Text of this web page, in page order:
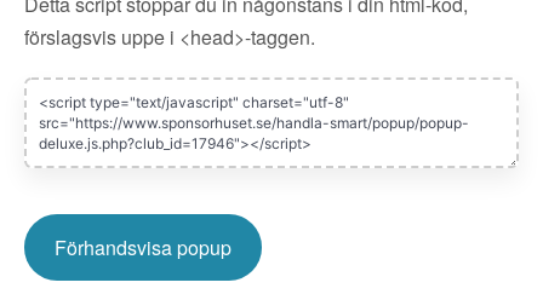
förslagsvis uppe i <head>-taggen.
Förhandsvisa popup